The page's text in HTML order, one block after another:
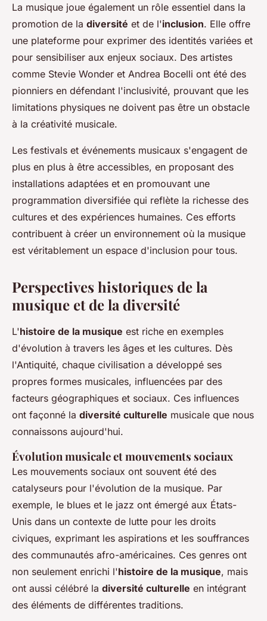
La musique joue également un rôle essentiel dans la
promotion de la diversité et de l'inclusion. Elle offre
une plateforme pour exprimer des identités variées et
pour sensibiliser aux enjeux sociaux. Des artistes
comme Stevie Wonder et Andrea Bocelli ont été des
pionniers en défendant l'inclusivité, prouvant que les
limitations physiques ne doivent pas être un obstacle
à la créativité musicale.
Les festivals et événements musicaux s'engagent de
plus en plus à être accessibles, en proposant des
installations adaptées et en promouvant une
programmation diversifiée qui reflète la richesse des
cultures et des expériences humaines. Ces efforts
contribuent à créer un environnement où la musique
est véritablement un espace d'inclusion pour tous.
Perspectives historiques de la
musique et de la diversité
L'histoire de la musique est riche en exemples
d'évolution à travers les âges et les cultures. Dès
l'Antiquité, chaque civilisation a développé ses
propres formes musicales, influencées par des
facteurs géographiques et sociaux. Ces influences
ont façonné la diversité culturelle musicale que nous
connaissons aujourd'hui.
Évolution musicale et mouvements sociaux
Les mouvements sociaux ont souvent été des
catalyseurs pour l'évolution de la musique. Par
exemple, le blues et le jazz ont émergé aux États-
Unis dans un contexte de lutte pour les droits
civiques, exprimant les aspirations et les souffrances
des communautés afro-américaines. Ces genres ont
non seulement enrichi l'histoire de la musique, mais
ont aussi célébré la diversité culturelle en intégrant
des éléments de différentes traditions.